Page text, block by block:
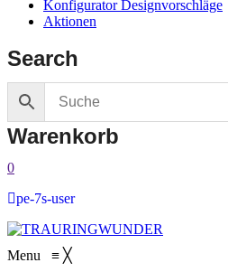
Konfigurator Designvorschläge
Aktionen
Search
Warenkorb
0
pe-7s-user
Menu ≡ ╳